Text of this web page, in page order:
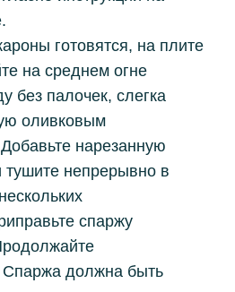
готовятся, на плите
на среднем огне
без палочек, слегка
оливковым
Добавьте нарезанную
тушите непрерывно в
спаржу
Спаржа должна быть